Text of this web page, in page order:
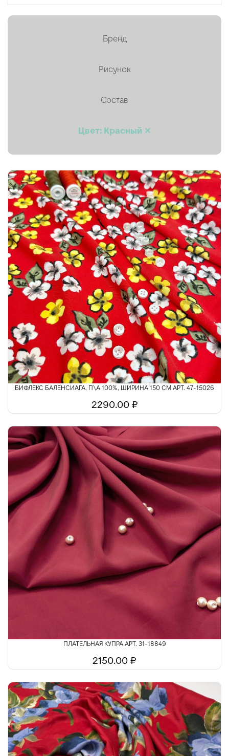
Лён
Платки, палантины, шарфы
Тафта
Твид
Ткани на мембране
Тренчевые
Трикотаж
Хлопок
Шелк
Шитьё
Бренд
Рисунок
Состав
Цвет: Красный ✕
БИФЛЕКС БАЛЕНСИАГА, П\А 100%, ШИРИНА 150 СМ АРТ. 47-15026
2290.00 ₽
ПЛАТЕЛЬНАЯ КУПРА АРТ. 31-18849
2150.00 ₽